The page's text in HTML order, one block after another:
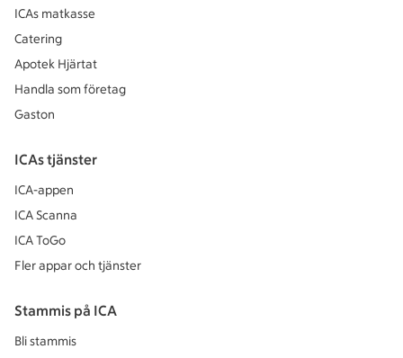
ICAs matkasse
Catering
Apotek Hjärtat
Handla som företag
Gaston
ICAs tjänster
ICA-appen
ICA Scanna
ICA ToGo
Fler appar och tjänster
Stammis på ICA
Bli stammis